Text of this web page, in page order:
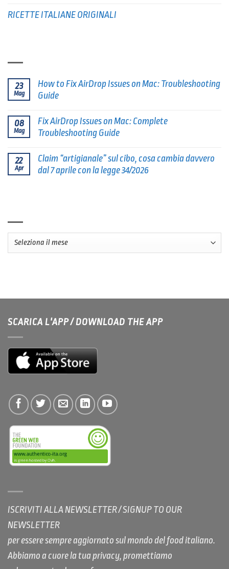
RICETTE ITALIANE ORIGINALI
23
Mag
How to Fix AirDrop Issues on Mac: Troubleshooting
Guide
08
Mag
Fix AirDrop Issues on Mac: Complete
Troubleshooting Guide
22
Apr
Claim “artigianale” sul cibo, cosa cambia davvero
dal 7 aprile con la legge 34/2026
Archivi
SCARICA L'APP / DOWNLOAD THE APP
ISCRIVITI ALLA NEWSLETTER / SIGNUP TO OUR
NEWSLETTER
per essere sempre aggiornato sul mondo del food italiano.
Abbiamo a cuore la tua privacy, promettiamo